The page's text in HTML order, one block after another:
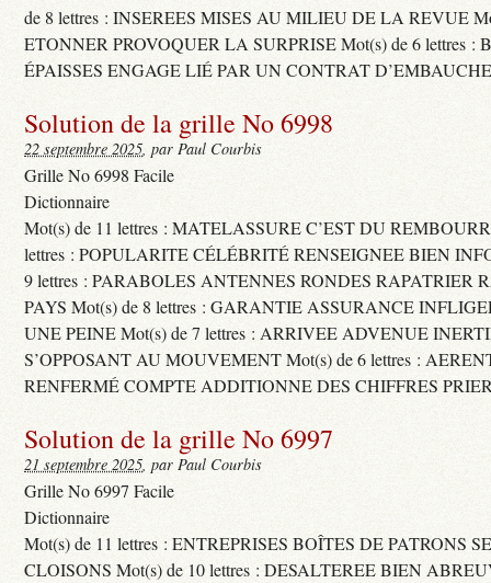
de 8 lettres : INSEREES MISES AU MILIEU DE LA REVUE
ETONNER PROVOQUER LA SURPRISE Mot(s) de 6 lettres :
ÉPAISSES ENGAGE LIÉ PAR UN CONTRAT
Solution de la grille No 6998
22 septembre 2025, par Paul Courbis
Grille No 6998 Facile
Dictionnaire
Mot(s) de 11 lettres : MATELASSURE C’EST DU
lettres : POPULARITE CÉLÉBRITÉ RENSEIGNEE BIEN
9 lettres : PARABOLES ANTENNES RONDES RAPATRIER
PAYS Mot(s) de 8 lettres : GARANTIE ASSURANCE
UNE PEINE Mot(s) de 7 lettres : ARRIVEE ADVENUE
S’OPPOSANT AU MOUVEMENT Mot(s) de 6 lettres :
RENFERMÉ COMPTE ADDITIONNE DES CHIFFRES
Solution de la grille No 6997
21 septembre 2025, par Paul Courbis
Grille No 6997 Facile
Dictionnaire
Mot(s) de 11 lettres : ENTREPRISES BOÎTES DE PATRONS
CLOISONS Mot(s) de 10 lettres : DESALTEREE BIEN